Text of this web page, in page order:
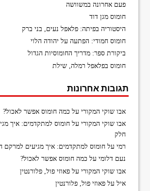
פעם אחרונה במשוושה
חומוס מגן דוד
היסטוריה בפיתה: פלאפל נעים, בני ברק
חומוס חמודי: הפתעה על יהודה הלוי
ביקורת ספר: מדריך החומוסיות הגדול
חומוס בפלאפל רמלה, שילת
תגובות אחרונות
אבו שוקי המקורי על כמה חומוס אפשר לאכול?
אבו שוקי המקורי עלחומוס למתקדמים: איך
חלק
רמי עלחומוס למתקדמים: איך מגיעים למרקם
נעם דלומי על כמה חומוס אפשר לאכול?
אבו שוקי המקורי עלפאוזי פול, פלורנטין
איל עלפאוזי פול, פלורנטין